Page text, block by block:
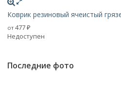
Коврик резиновый ячеистый
от 477 ₽
Недоступен
Последние фото